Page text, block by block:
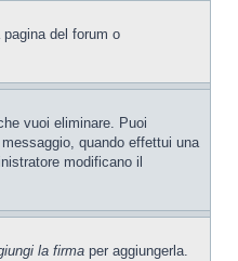
del forum o
vuoi eliminare. Puoi
quando effettui una
modificano il
la firma per aggiungerla.